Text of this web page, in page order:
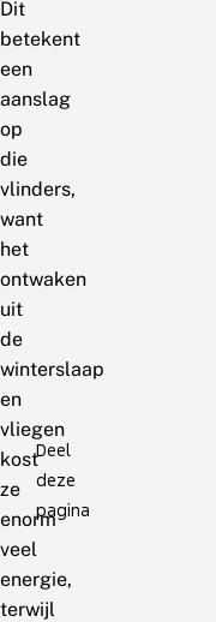
Dit
betekent
een
aanslag
op
die
vlinders,
want
het
ontwaken
uit
de
winterslaap
en
vliegen
kost
ze
enorm
veel
energie,
terwijl
Deel
deze
pagina